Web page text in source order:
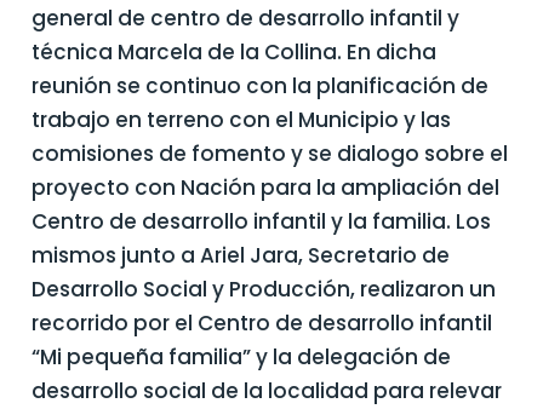
general de centro de desarrollo infantil y
técnica Marcela de la Collina. En dicha
reunión se continuo con la planificación de
trabajo en terreno con el Municipio y las
comisiones de fomento y se dialogo sobre el
proyecto con Nación para la ampliación del
Centro de desarrollo infantil y la familia. Los
mismos junto a Ariel Jara, Secretario de
Desarrollo Social y Producción, realizaron un
recorrido por el Centro de desarrollo infantil
“Mi pequeña familia” y la delegación de
desarrollo social de la localidad para relevar